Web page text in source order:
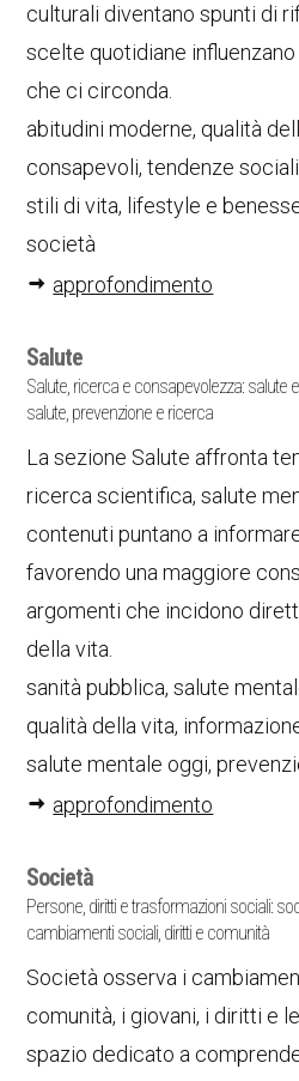
culturali diventano spunti di
scelte quotidiane
che ci circonda.
abitudini moderne, qualità
consapevoli, tendenze
stili di vita, lifestyle e
società
approfondimento
Salute
Salute, ricerca e consapevolezza: salute
salute, prevenzione e ricerca
La sezione Salute affronta
ricerca scientifica, salute
contenuti puntano a
favorendo una maggiore
argomenti che incidono
della vita.
sanità pubblica, salute
qualità della vita,
salute mentale oggi,
approfondimento
Società
Persone, diritti e trasformazioni sociali:
cambiamenti sociali, diritti e comunità
Società osserva i
comunità, i giovani, i diritti e
spazio dedicato a